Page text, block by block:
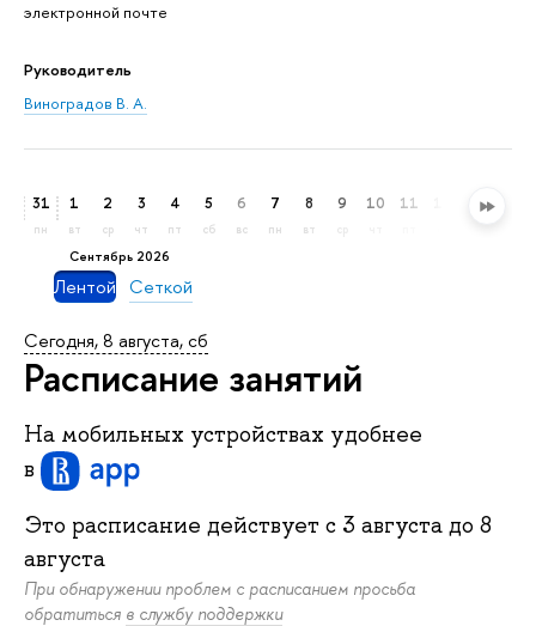
электронной почте
Руководитель
Виноградов В. А.
31
пн
сентябрь 2026
1
вт
2
ср
3
чт
4
пт
5
сб
6
вс
7
пн
8
вт
9 10 11 13
Лентой Сеткой
Сегодня, 8 августа, сб
Расписание занятий
На мобильных устройствах удобнее
в
Это расписание действует c 3 августа до 8
августа
При обнаружении проблем с расписанием просьба
обратиться в службу поддержки